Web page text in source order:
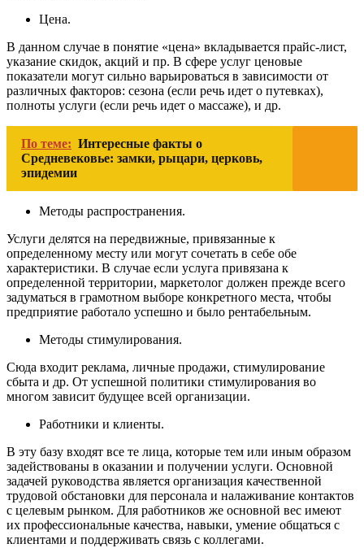
Цена.
В данном случае в понятие «цена» вкладывается прайс-лист,
указание скидок, акций и пр. В сфере услуг ценовые
показатели могут сильно варьироваться в зависимости от
различных факторов: сезона (если речь идет о путевках),
полноты услуги (если речь идет о массаже), и др.
По теме: Интересные факты о
Средневековье: замки, рыцари, церковь,
эпидемии
Методы распространения.
Услуги делятся на передвижные, привязанные к
определенному месту или могут сочетать в себе обе
характеристики. В случае если услуга привязана к
определенной территории, маркетолог должен прежде всего
задуматься в грамотном выборе конкретного места, чтобы
предприятие работало успешно и было рентабельным.
Методы стимулирования.
Сюда входит реклама, личные продажи, стимулирование
сбыта и др. От успешной политики стимулирования во
многом зависит будущее всей организации.
Работники и клиенты.
В эту базу входят все те лица, которые тем или иным образом
задействованы в оказании и получении услуги. Основной
задачей руководства является организация качественной
трудовой обстановки для персонала и налаживание контактов
с целевым рынком. Для работников же основной вес имеют
их профессиональные качества, навыки, умение общаться с
клиентами и поддерживать связь с коллегами.